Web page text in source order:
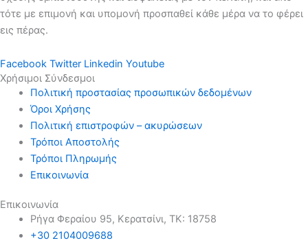
τότε με επιμονή και υπομονή προσπαθεί κάθε μέρα να το φέρει
εις πέρας.
Facebook Twitter Linkedin Youtube
Χρήσιμοι Σύνδεσμοι
Πολιτική προστασίας προσωπικών δεδομένων
Όροι Χρήσης
Πολιτική επιστροφών – ακυρώσεων
Τρόποι Αποστολής
Τρόποι Πληρωμής
Επικοινωνία
Επικοινωνία
Ρήγα Φεραίου 95, Κερατσίνι, ΤΚ: 18758
+30 2104009688